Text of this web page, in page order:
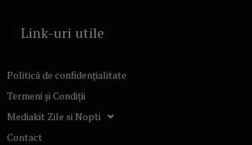
Link-uri utile
Politică de confidențialitate
Termeni și Condiții
Mediakit Zile si Nopti
Contact